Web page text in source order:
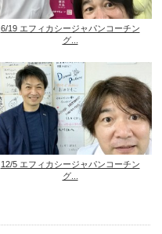
6/19 エフィカシージャパンコーチン
グ...
12/5 エフィカシージャパンコーチン
グ...